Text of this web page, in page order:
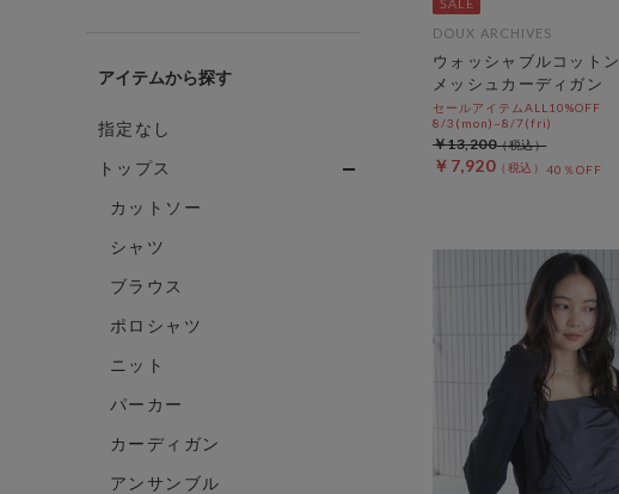
アイテム
指定なし
トップス
カットソー
シャツ
ブラウス
ポロシャツ
ニット
パーカー
カーディガン
アンサンブル
DOUX ARCHIVES
ウォッシャブルコット
メッシュカーディガン
セールアイテムALL10%OFF
8/3(mon)~8/7(fri)
￥7,920 40％OFF
￥13,200